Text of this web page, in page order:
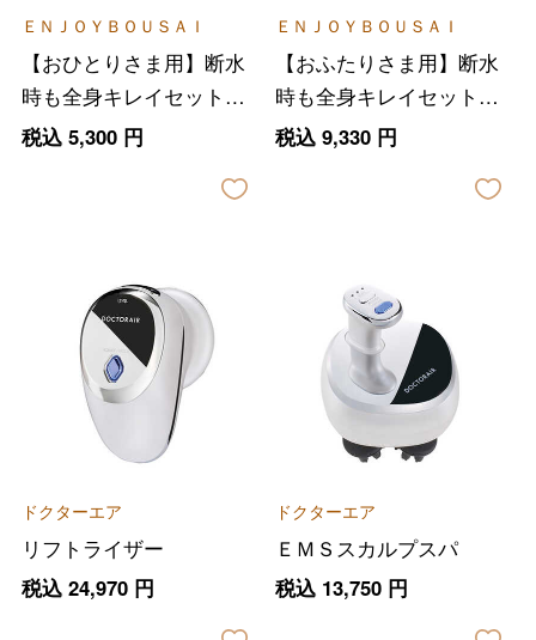
ＥＮＪＯＹＢＯＵＳＡＩ
【おひとりさま用】断水
時も全身キレイセット
（簡易トイレ付）
税込 5,300円
ＥＮＪＯＹＢＯＵＳＡＩ
【おふたりさま用】断水
時も全身キレイセット
（簡易トイレ付）
税込 9,330円
ドクターエア
リフトライザー
税込 24,970円
ドクターエア
ＥＭＳスカルプスパ
税込 13,750円